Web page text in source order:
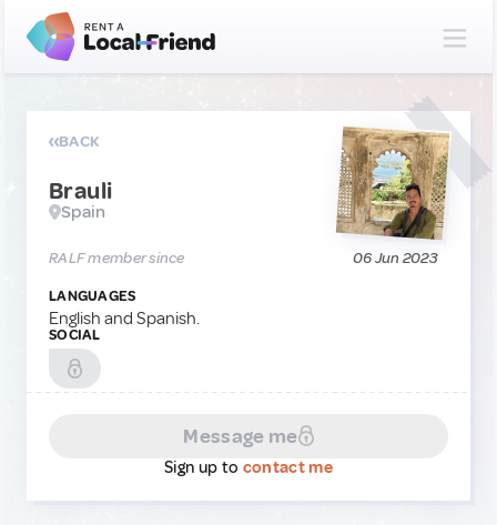
BACK
Brauli
Spain
RALF member since 06 Jun 2023
LANGUAGES
English and Spanish.
SOCIAL
Message me
Sign up to contact me